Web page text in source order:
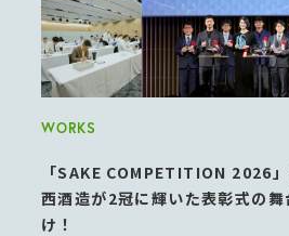
WORKS
「SAKE COMPETITION 2026
西酒造が2冠に輝いた表彰式の
け！